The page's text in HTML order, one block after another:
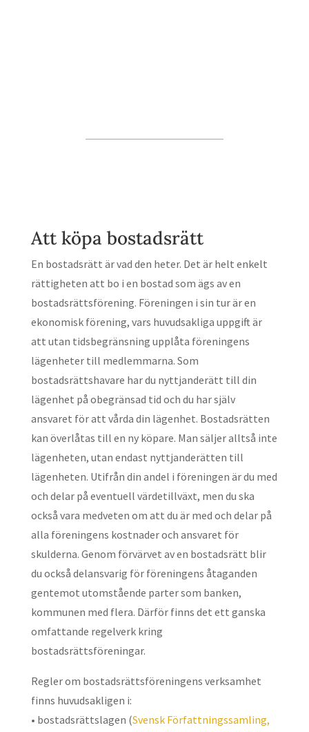
Att köpa bostadsrätt
En bostadsrätt är vad den heter. Det är helt enkelt
rättigheten att bo i en bostad som ägs av en
bostadsrättsförening. Föreningen i sin tur är en
ekonomisk förening, vars huvudsakliga uppgift är
att utan tidsbegränsning upplåta föreningens
lägenheter till medlemmarna. Som
bostadsrättshavare har du nyttjanderätt till din
lägenhet på obegränsad tid och du har själv
ansvaret för att vårda din lägenhet. Bostadsrätten
kan överlåtas till en ny köpare. Man säljer alltså inte
lägenheten, utan endast nyttjanderätten till
lägenheten. Utifrån din andel i föreningen är du med
och delar på eventuell värdetillväxt, men du ska
också vara medveten om att du är med och delar på
alla föreningens kostnader och ansvaret för
skulderna. Genom förvärvet av en bostadsrätt blir
du också delansvarig för föreningens åtaganden
gentemot utomstående parter som banken,
kommunen med flera. Därför finns det ett ganska
omfattande regelverk kring
bostadsrättsföreningar.
Regler om bostadsrättsföreningens verksamhet
finns huvudsakligen i:
• bostadsrättslagen (Svensk Författningssamling,